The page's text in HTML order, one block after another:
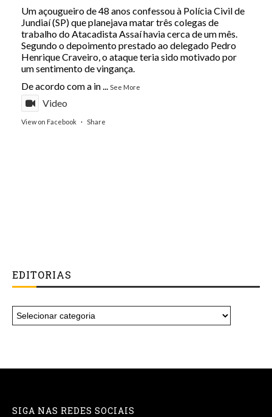
Um açougueiro de 48 anos confessou à Polícia Civil de
Jundiaí (SP) que planejava matar três colegas de
trabalho do Atacadista Assaí havia cerca de um mês.
Segundo o depoimento prestado ao delegado Pedro
Henrique Craveiro, o ataque teria sido motivado por
um sentimento de vingança.
De acordo com a in... See More
Video
View on Facebook · Share
EDITORIAS
SIGA NAS REDES SOCIAIS